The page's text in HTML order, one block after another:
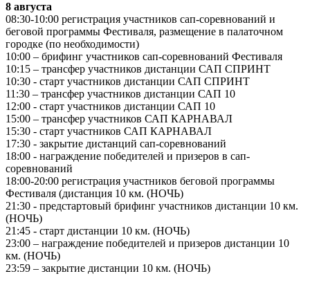
8 августа
08:30-10:00 регистрация участников сап-соревнований и
беговой программы Фестиваля, размещение в палаточном
городке (по необходимости)
10:00 – брифинг участников сап-соревнований Фестиваля
10:15 – трансфер участников дистанции САП СПРИНТ
10:30 - старт участников дистанции САП СПРИНТ
11:30 – трансфер участников дистанции САП 10
12:00 - старт участников дистанции САП 10
15:00 – трансфер участников САП КАРНАВАЛ
15:30 - старт участников САП КАРНАВАЛ
17:30 - закрытие дистанций сап-соревнований
18:00 - награждение победителей и призеров в сап-
соревнований
18:00-20:00 регистрация участников беговой программы
Фестиваля (дистанция 10 км. (НОЧЬ)
21:30 - предстартовый брифинг участников дистанции 10 км.
(НОЧЬ)
21:45 - старт дистанции 10 км. (НОЧЬ)
23:00 – награждение победителей и призеров дистанции 10
км. (НОЧЬ)
23:59 – закрытие дистанции 10 км. (НОЧЬ)